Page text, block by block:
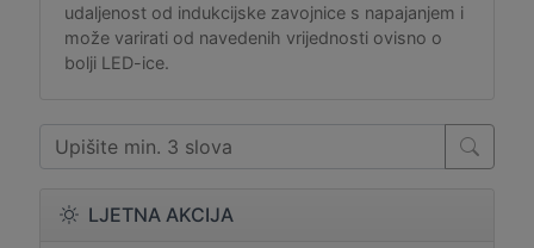
LJETNA AKCIJA
udaljenost od indukcijske zavojnice s napajanjem i
može varirati od navedenih vrijednosti ovisno o
bolji LED-ice.